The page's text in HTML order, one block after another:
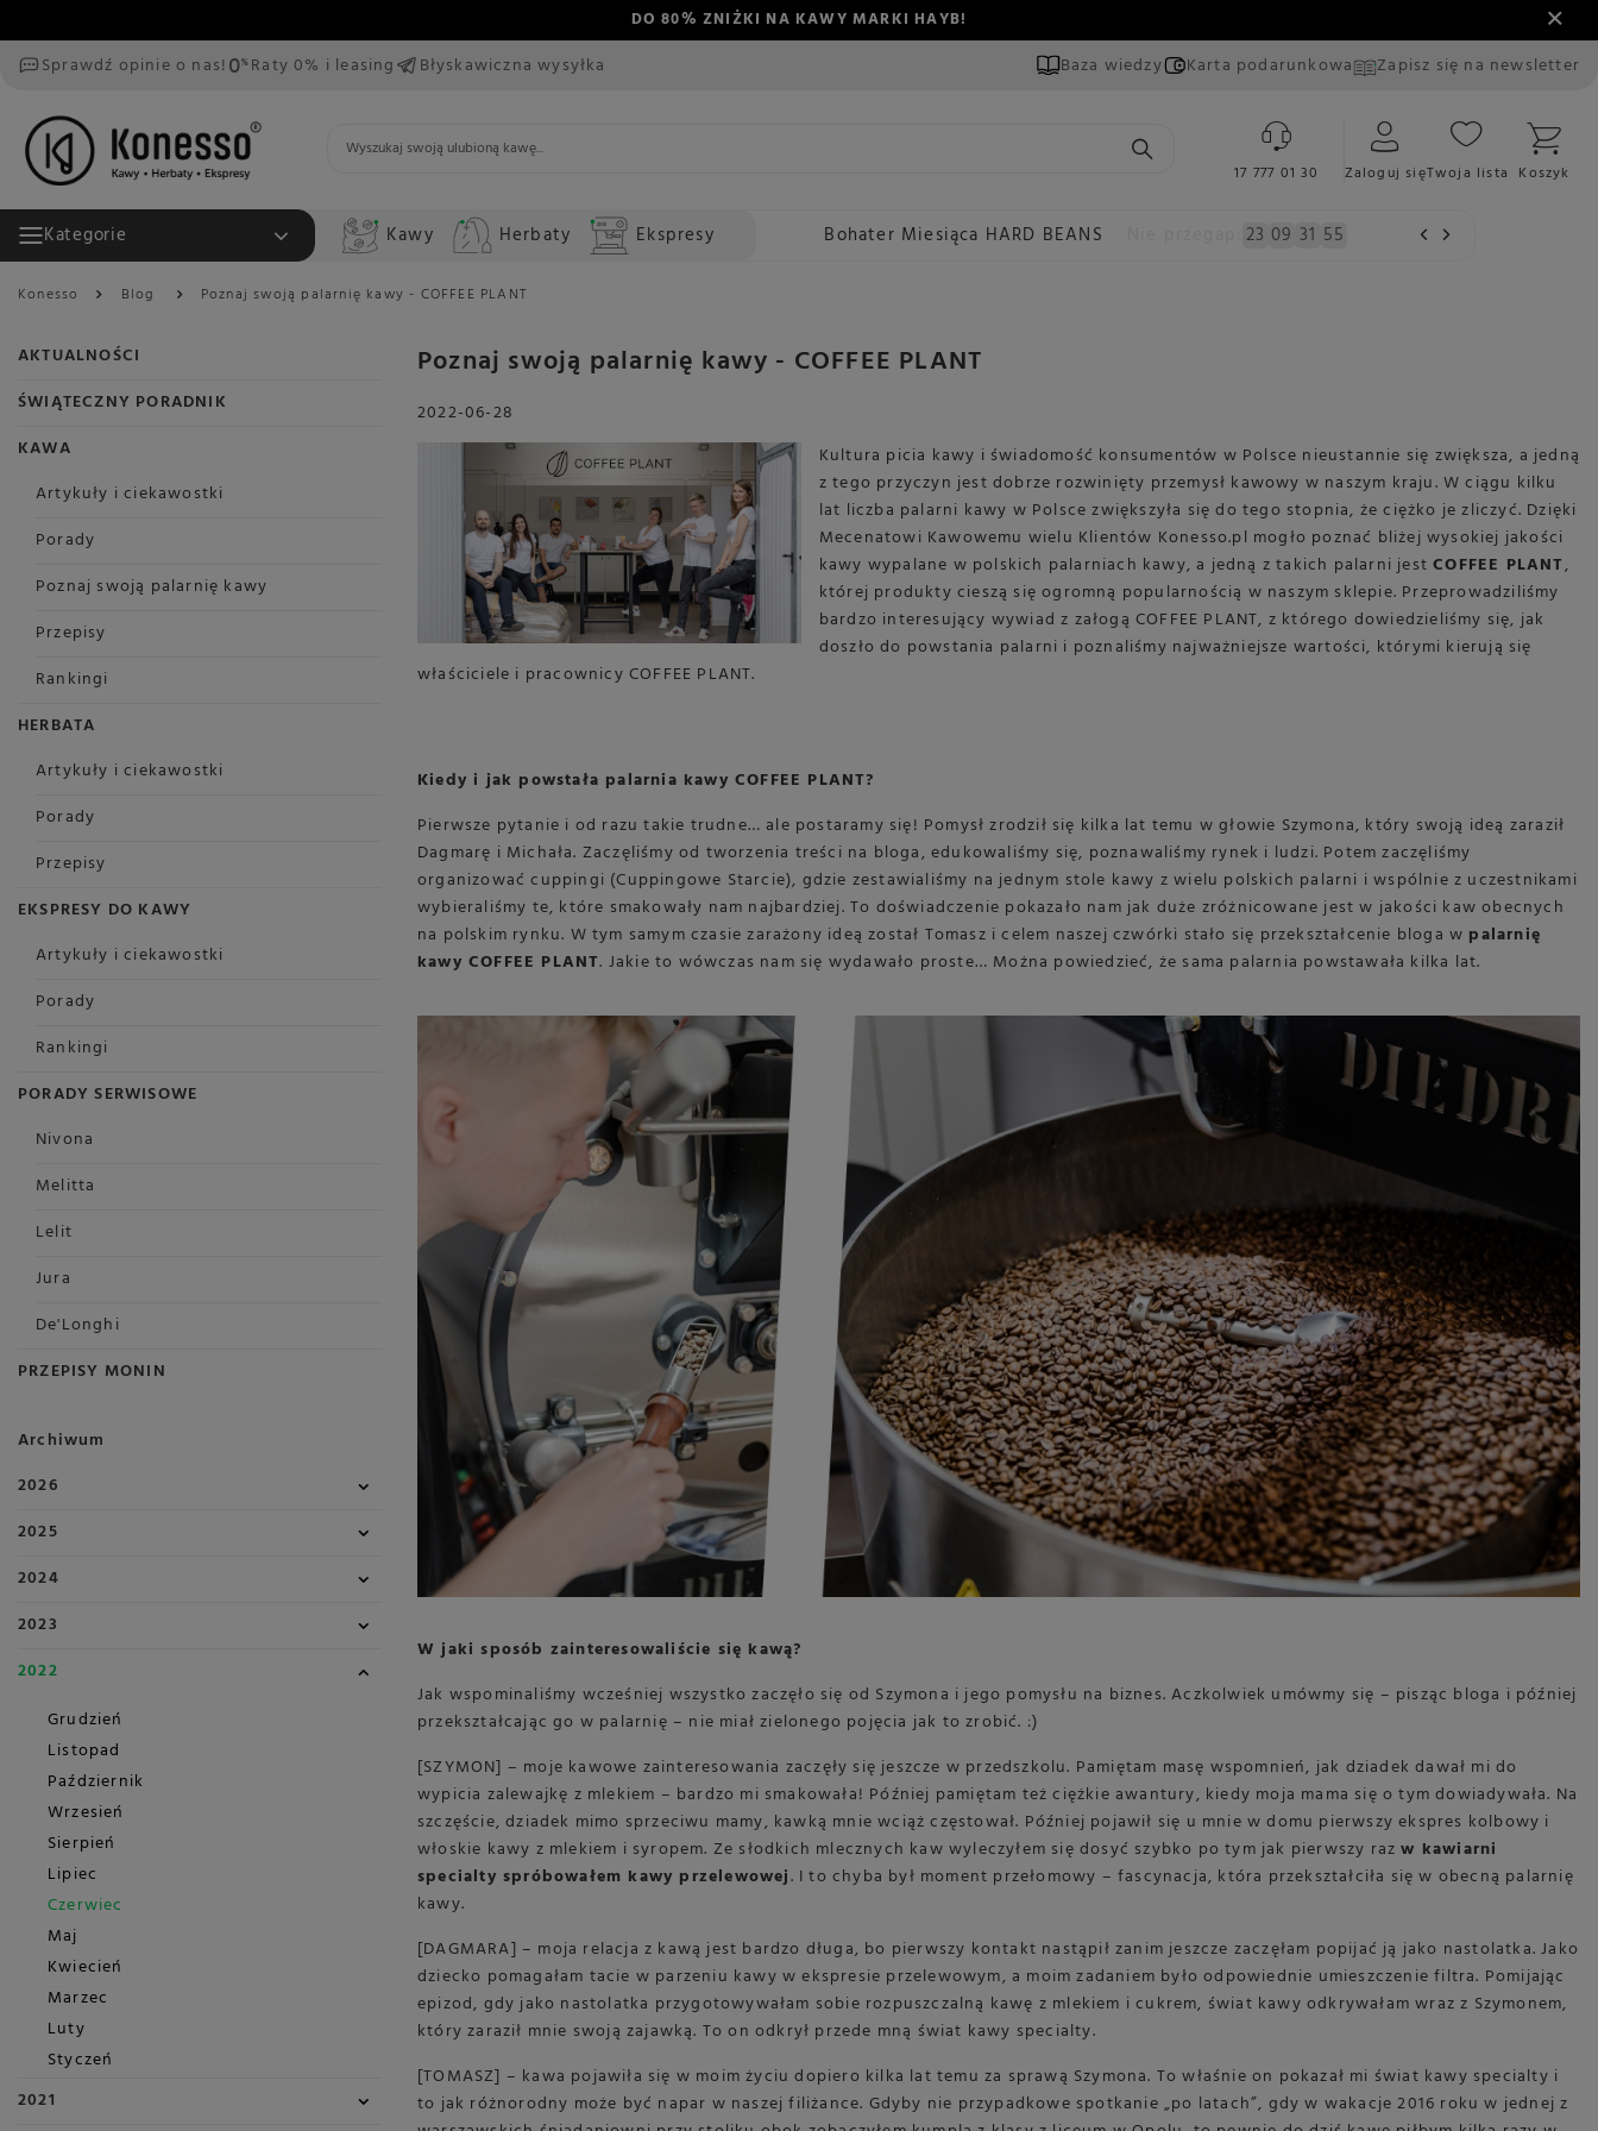
DO 80% ZNIŻKI NA KAWY MARKI HAYB!
Sprawdź opinie o nas!
Raty 0% i leasing Błyskawiczna wysyłka Baza wiedzy Karta podarunkowa Zapisz się na newsletter
17 777 01 30 Zaloguj sięTwoja lista Koszyk
Kategorie Kawy Herbaty Ekspresy Bohater Miesiąca HARD BEANS 23 09 31 54
Konesso Blog Poznaj swoją palarnię kawy - COFFEE PLANT
AKTUALNOŚCI
ŚWIĄTECZNY PORADNIK
KAWA
Artykuły i ciekawostki
Porady
Poznaj swoją palarnię kawy
Przepisy
Rankingi
HERBATA
Artykuły i ciekawostki
Porady
Przepisy
EKSPRESY DO KAWY
Artykuły i ciekawostki
Porady
Rankingi
PORADY SERWISOWE
Nivona
Melitta
Lelit
Jura
De'Longhi
PRZEPISY MONIN
Archiwum
2026
2025
2024
2023
2022
Grudzień
Listopad
Październik
Wrzesień
Sierpień
Lipiec
Czerwiec
Maj
Kwiecień
Marzec
Luty
Styczeń
2021
Poznaj swoją palarnię kawy - COFFEE PLANT
2022-06-28
Kultura picia kawy i świadomość konsumentów w Polsce nieustannie się zwiększa, a jedną
z tego przyczyn jest dobrze rozwinięty przemysł kawowy w naszym kraju. W ciągu kilku
lat liczba palarni kawy w Polsce zwiększyła się do tego stopnia, że ciężko je zliczyć. Dzięki
Mecenatowi Kawowemu wielu Klientów Konesso.pl mogło poznać bliżej wysokiej jakości
kawy wypalane w polskich palarniach kawy, a jedną z takich palarni jestCOFFEE PLANT,
której produkty cieszą się ogromną popularnością w naszym sklepie. Przeprowadziliśmy
bardzo interesujący wywiad z załogą COFFEE PLANT, z którego dowiedzieliśmy się, jak
doszło do powstania palarni i poznaliśmy najważniejsze wartości, którymi kierują się
właściciele i pracownicy COFFEE PLANT.
Kiedy i jak powstała palarnia kawy COFFEE PLANT?
Pierwsze pytanie i od razu takie trudne… ale postaramy się! Pomysł zrodził się kilka lat temu w głowie Szymona, który swoją ideą zaraził
Dagmarę i Michała. Zaczęliśmy od tworzenia treści na bloga, edukowaliśmy się, poznawaliśmy rynek i ludzi. Potem zaczęliśmy
organizować cuppingi (Cuppingowe Starcie), gdzie zestawialiśmy na jednym stole kawy z wielu polskich palarni i wspólnie z uczestnikami
wybieraliśmy te, które smakowały nam najbardziej. To doświadczenie pokazało nam jak duże zróżnicowane jest w jakości kaw obecnych
na polskim rynku. W tym samym czasie zarażony ideą został Tomasz i celem naszej czwórki stało się przekształcenie bloga w palarnię
kawy COFFEE PLANT. Jakie to wówczas nam się wydawało proste… Można powiedzieć, że sama palarnia powstawała kilka lat.
W jaki sposób zainteresowaliście się kawą?
Jak wspominaliśmy wcześniej wszystko zaczęło się od Szymona i jego pomysłu na biznes. Aczkolwiek umówmy się – pisząc bloga i później
przekształcając go w palarnię – nie miał zielonego pojęcia jak to zrobić. :)
[SZYMON] – moje kawowe zainteresowania zaczęły się jeszcze w przedszkolu. Pamiętam masę wspomnień, jak dziadek dawał mi do
wypicia zalewajkę z mlekiem – bardzo mi smakowała! Później pamiętam też ciężkie awantury, kiedy moja mama się o tym dowiadywała. Na
szczęście, dziadek mimo sprzeciwu mamy, kawką mnie wciąż częstował. Później pojawił się u mnie w domu pierwszy ekspres kolbowy i
włoskie kawy z mlekiem i syropem. Ze słodkich mlecznych kaw wyleczyłem się dosyć szybko po tym jak pierwszy razw kawiarni
specialty spróbowałem kawy przelewowej. I to chyba był moment przełomowy – fascynacja, która przekształciła się w obecną palarnię
kawy.
[DAGMARA] – moja relacja z kawą jest bardzo długa, bo pierwszy kontakt nastąpił zanim jeszcze zaczęłam popijać ją jako nastolatka. Jako
dziecko pomagałam tacie w parzeniu kawy w ekspresie przelewowym, a moim zadaniem było odpowiednie umieszczenie filtra. Pomijając
epizod, gdy jako nastolatka przygotowywałam sobie rozpuszczalną kawę z mlekiem i cukrem, świat kawy odkrywałam wraz z Szymonem,
który zaraził mnie swoją zajawką. To on odkrył przede mną świat kawy specialty.
[TOMASZ] – kawa pojawiła się w moim życiu dopiero kilka lat temu za sprawą Szymona. To właśnie on pokazał mi świat kawy specialty i
to jak różnorodny może być napar w naszej filiżance. Gdyby nie przypadkowe spotkanie „po latach”, gdy w wakacje 2016 roku w jednej z